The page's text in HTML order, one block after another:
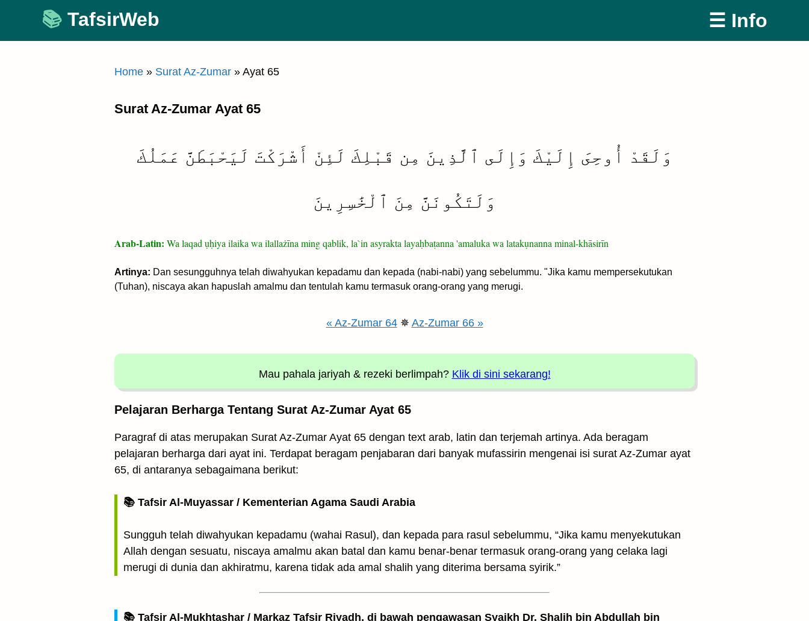
content
TafsirWeb ☰ Info
Home » Surat Az-Zumar » Ayat 65
Surat Az-Zumar Ayat 65
وَلَقَدْ أُوحِىَ إِلَيْكَ وَإِلَى ٱلَّذِينَ مِن قَبْلِكَ لَئِنْ أَشْرَكْتَ لَيَحْبَطَنَّ عَمَلُكَ
وَلَتَكُونَنَّ مِنَ ٱلْخَٰسِرِينَ
Arab-Latin: Wa laqad ụḥiya ilaika wa ilallażīna ming qablik, la`in asyrakta layaḥbaṭanna 'amaluka wa latakụnanna minal-khāsirīn
Artinya: Dan sesungguhnya telah diwahyukan kepadamu dan kepada (nabi-nabi) yang sebelummu. "Jika kamu mempersekutukan
(Tuhan), niscaya akan hapuslah amalmu dan tentulah kamu termasuk orang-orang yang merugi.
« Az-Zumar 64✵ Az-Zumar 66 »
Mau pahala jariyah & rezeki berlimpah? Klik di sini sekarang!
Pelajaran Berharga Tentang Surat Az-Zumar Ayat 65
Paragraf di atas merupakan Surat Az-Zumar Ayat 65 dengan text arab, latin dan terjemah artinya. Ada beragam
pelajaran berharga dari ayat ini. Terdapat beragam penjabaran dari banyak mufassirin mengenai isi surat Az-Zumar ayat
65, di antaranya sebagaimana berikut:
📚 Tafsir Al-Muyassar / Kementerian Agama Saudi Arabia
Sungguh telah diwahyukan kepadamu (wahai Rasul), dan kepada para rasul sebelummu, “Jika kamu menyekutukan
Allah dengan sesuatu, niscaya amalmu akan batal dan kamu benar-benar termasuk orang-orang yang celaka lagi
merugi di dunia dan akhiratmu, karena tidak ada amal shalih yang diterima bersama syirik.”
📚 Tafsir Al-Mukhtashar / Markaz Tafsir Riyadh, di bawah pengawasan Syaikh Dr. Shalih bin Abdullah bin